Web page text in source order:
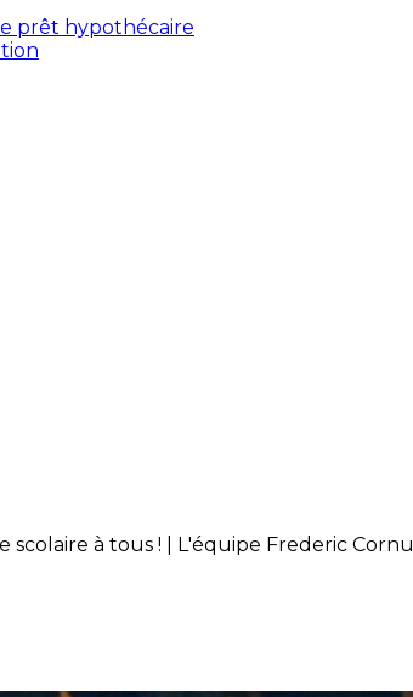
prêt hypothécaire
scolaire à tous ! | L'équipe Frederic Cornu